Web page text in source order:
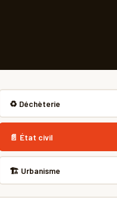
♻️ Déchèterie
📄 État civil
🏗 Urbanisme